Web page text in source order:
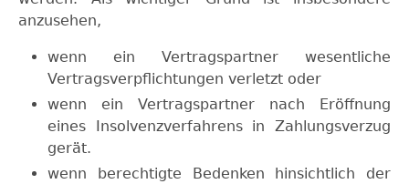
anzusehen,
wenn ein Vertragspartner wesentliche
Vertragsverpflichtungen verletzt oder
wenn ein Vertragspartner nach Eröffnung
eines Insolvenzverfahrens in Zahlungsverzug
gerät.
wenn berechtigte Bedenken hinsichtlich der